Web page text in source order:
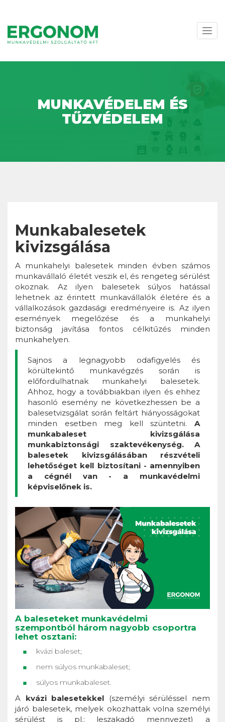
MUNKAVÉDELEM ÉS
TŰZVÉDELEM
Munkabalesetek
kivizsgálása
A munkahelyi balesetek minden évben számos
munkavállaló életét veszik el, és rengeteg sérülést
okoznak. Az ilyen balesetek súlyos hatással
lehetnek az érintett munkavállalók életére és a
vállalkozások gazdasági eredményeire is. Az ilyen
események megelőzése és a munkahelyi
biztonság javítása fontos célkitűzés minden
munkahelyen.
Sajnos a legnagyobb odafigyelés és
körültekintő munkavégzés során is
előfordulhatnak munkahelyi balesetek.
Ahhoz, hogy a továbbiakban ilyen és ehhez
hasonló esemény ne következhessen be a
balesetvizsgálat során feltárt hiányosságokat
minden esetben meg kell szüntetni. A
munkabaleset kivizsgálása
munkabiztonsági szaktevékenység. A
balesetek kivizsgálásában részvételi
lehetőséget kell biztosítani - amennyiben
a cégnél van - a munkavédelmi
képviselőnek is.
A baleseteket munkavédelmi
szempontból három nagyobb csoportra
lehet osztani:
kvázi baleset;
nem súlyos munkabaleset;
súlyos munkabaleset.
A kvázi balesetekkel (személyi sérüléssel nem
járó balesetek, melyek okozhattak volna személyi
sérülést is pl.: leszakadó mennyezet) a